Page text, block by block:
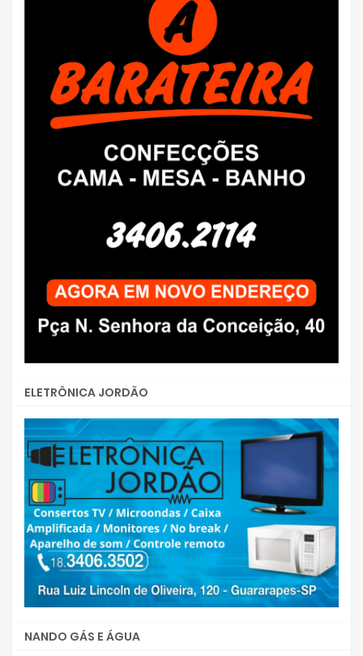
ELETRÔNICA JORDÃO
NANDO GÁS E ÁGUA